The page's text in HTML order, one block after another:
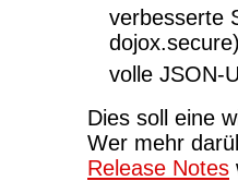
verbesserte
dojox.secure)
volle JSON-
Dies soll eine
Wer mehr
Release Notes